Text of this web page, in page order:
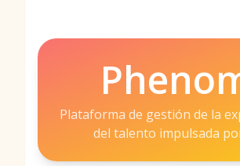
Plataforma de gestión de la
del talento impulsada